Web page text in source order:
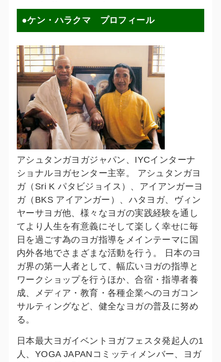
●ケン・ハラクマ プロフィール
アシュタンガヨガジャパン、IYCインターナ
ショナルヨガセンター主宰。 アシュタンガヨ
ガ（Sri K パタビジョイス）、アイアンガーヨ
ガ（BKS アイアンガー）、ハタヨガ、ヴィン
ヤーサヨガ他、様々なヨガの実践経験を通し
てより人生を有意義にそして楽しく幸せに毎
日を過ごす為のヨガ指導をメインテーマに国
内外各地でさまざまな活動を行う。 日本のヨ
ガ界の第一人者として、幅広いヨガの指導と
ワークショップを行うほか、合宿・指導者養
成、メディア・教育・各種企業へのヨガコン
サルティングなど、健全なヨガの普及に努め
る。
日本最大ヨガイベントヨガフェスタ発起人の1
人、YOGA JAPANコミッティメンバー、ヨガ